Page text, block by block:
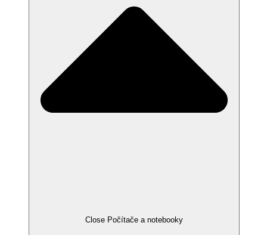
Close Počítače a notebooky